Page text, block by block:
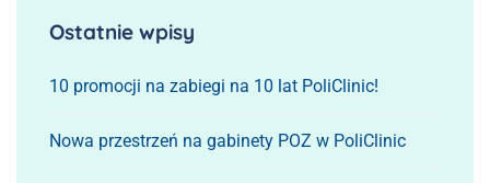
Ostatnie wpisy
10 promocji na zabiegi na 10 lat PoliClinic!
Nowa przestrzeń na gabinety POZ w PoliClinic